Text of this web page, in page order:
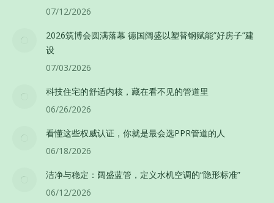
07/12/2026
2026筑博会圆满落幕 德国阔盛以塑替钢赋能”好房子”建
设
07/03/2026
科技住宅的舒适内核，藏在看不见的管道里
06/26/2026
看懂这些权威认证，你就是最会选PPR管道的人
06/18/2026
洁净与稳定：阔盛蓝管，定义水机空调的“隐形标准”
06/12/2026